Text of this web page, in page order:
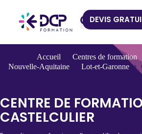
DEVIS
Accueil
Centres de formation
Nouvelle-Aquitaine
Lot-et-Garonne
CENTRE DE
CASTELCULIER